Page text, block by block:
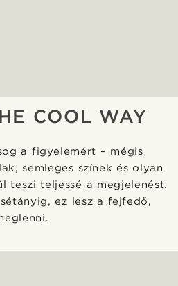
COOL WAY
a figyelemért – mégis
semleges színek és olyan
teszi teljessé a megjelenést.
ez lesz a fejfedő,